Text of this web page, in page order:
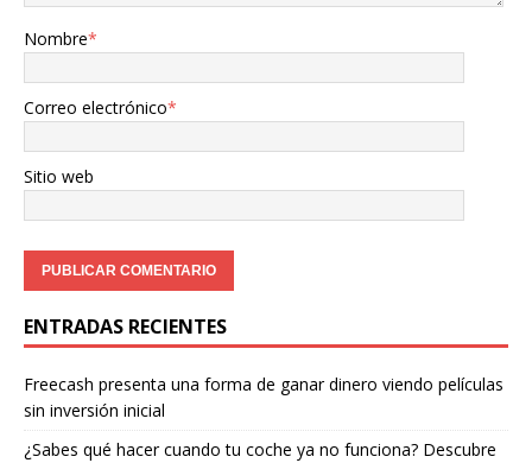
Nombre*
Correo electrónico*
Sitio web
ENTRADAS RECIENTES
Freecash presenta una forma de ganar dinero viendo películas
sin inversión inicial
¿Sabes qué hacer cuando tu coche ya no funciona? Descubre